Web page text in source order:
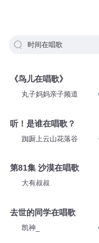
时间在唱歌
《鸟儿在唱歌》
丸子妈妈亲子频道
听！是谁在唱歌？
踟蹰上云山花落谷
第81集 沙漠在唱歌
大有叔叔
去世的同学在唱歌
凯神_